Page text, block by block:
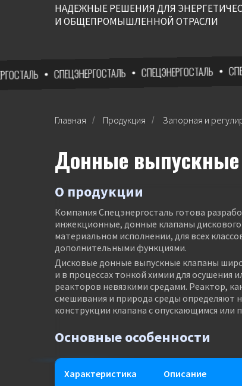
НАДЕЖНЫЕ РЕШЕНИЯ ДЛЯ
И ОБЩЕПРОМЫШЛЕННОЙ ОТРАСЛИ
СПЕЦЭНЕРГОСТАЛЬ СПЕЦЭНЕРГОСТАЛЬ
Главная / Продукция / Запорная и
Донные
О продукции
Компания Спецэнергосталь готова
инжекционные, донные клапаны
материальном исполнении, для всех
дополнительными функциями.
Дисковые донные выпускные клапаны
и в процессах тонкой химии для осушения
реакторов невязкими средами. Реактор,
смешивания и природа среды определяют
конструкции клапана с опускающимся
Основные особенности
Характеристика Описание